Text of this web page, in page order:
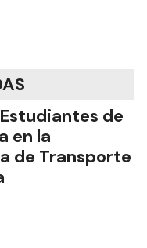
de
en la
de Transporte